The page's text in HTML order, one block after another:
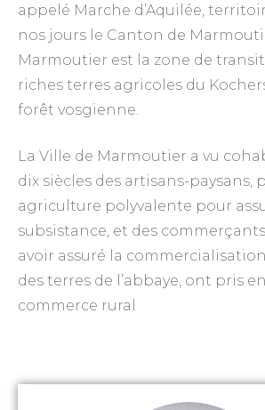
appelé Marche d’Aquilée,
nos jours le Canton de
Marmoutier est la zone de
riches terres agricoles du
forêt vosgienne.
La Ville de Marmoutier a vu
dix siècles des artisans-paysans,
agriculture polyvalente pour
subsistance, et des
avoir assuré la
des terres de l’abbaye, ont pris
commerce rural